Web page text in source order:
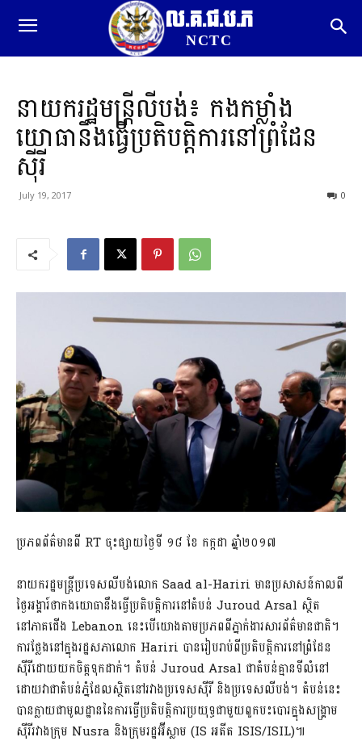
ល.គ.ជ.ប.ភ
NCTC
នាយករដ្ឋមន្ត្រីលីបង់៖ កងកម្លាំង
យោធានឹងធ្វើប្រតិបត្តិការនៅព្រំដែន
ស៊ីរី
July 19, 2017 0
ប្រភពព័ត៌មានពី RT ចុះផ្សាយថ្ងៃទី ១៨ ខែ កក្កដា ឆ្នាំ២០១៧
នាយករដ្ឋមន្រ្តីប្រទេសលីបង់លោក Saad al-Hariri មានប្រសាសន៍កាលពី
ថ្ងៃអង្គារ៍ថាកងយោធានឹងធ្វើប្រតិបត្តិការនៅតំបន់ Juroud Arsal ស្ថិត
នៅភាគជើង Lebanon នេះបើយោងតាមប្រភពពីភ្នាក់ងារសារព័ត៌មានជាតិ។
ការថ្លែងនៅក្នុងរដ្ឋសភាលោក Hariri បានរៀបរាប់ពីប្រតិបត្តិការនៅព្រំដែន
ស៊ីរីដោយយកចិត្តទុកដាក់។ តំបន់ Juroud Arsal ជាតំបន់គ្មានទីលំនៅ
ដោយវាជាតំបន់ភ្នំដែលស្ថិតនៅរវាងប្រទេសស៊ីរី និងប្រទេសលីបង់។ តំបន់នេះ
បានក្លាយជាមូលដ្ឋាននៃការធ្វើប្រតិបត្តិការប្រយុទ្ធជាមួយពួកបះបោរក្នុងសង្គ្រាម
ស៊ីរីរវាងក្រុម Nusra និងក្រុមរដ្ឋអ៊ីស្លាម (IS អតីត ISIS/ISIL)៕